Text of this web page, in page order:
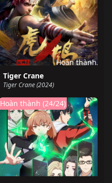
Tiger Crane
Tiger Crane (2024)
Hoàn thành
Hoàn thành (24/24)